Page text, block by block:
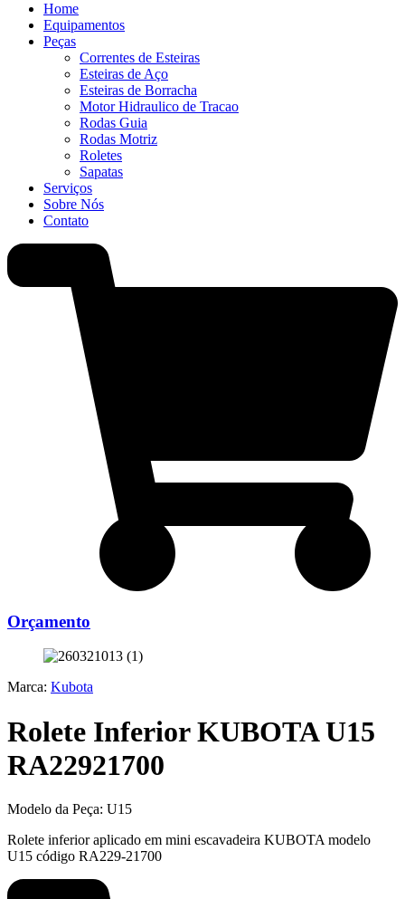
Home
Equipamentos
Peças
Correntes de Esteiras
Esteiras de Aço
Esteiras de Borracha
Motor Hidraulico de Tracao
Rodas Guia
Rodas Motriz
Roletes
Sapatas
Serviços
Sobre Nós
Contato
Orçamento
Marca: Kubota
Rolete Inferior KUBOTA U15
RA22921700
Modelo da Peça: U15
Rolete inferior aplicado em mini escavadeira KUBOTA modelo
U15 código RA229-21700